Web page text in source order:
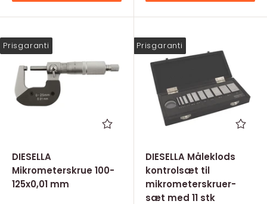
Prisgaranti
DIESELLA
Mikrometerskrue 100-
125x0,01 mm
Prisgaranti
DIESELLA Måleklods
kontrolsæt til
mikrometerskruer-
sæt med 11 stk